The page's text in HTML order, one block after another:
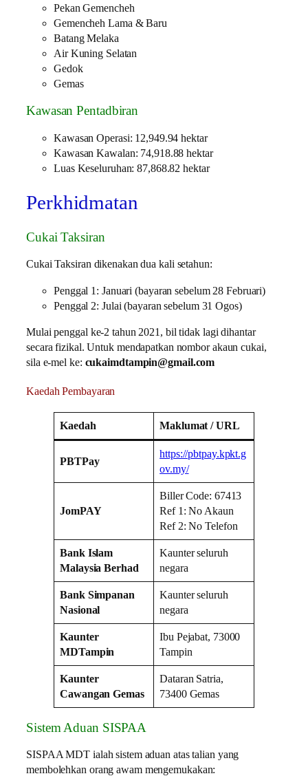
Pekan Gemencheh
Gemencheh Lama & Baru
Batang Melaka
Air Kuning Selatan
Gedok
Gemas
Kawasan Pentadbiran
Kawasan Operasi: 12,949.94 hektar
Kawasan Kawalan: 74,918.88 hektar
Luas Keseluruhan: 87,868.82 hektar
Perkhidmatan
Cukai Taksiran
Cukai Taksiran dikenakan dua kali setahun:
Penggal 1: Januari (bayaran sebelum 28 Februari)
Penggal 2: Julai (bayaran sebelum 31 Ogos)
Mulai penggal ke-2 tahun 2021, bil tidak lagi dihantar
secara fizikal. Untuk mendapatkan nombor akaun cukai,
sila e-mel ke: cukaimdtampin@gmail.com
Kaedah Pembayaran
Kaedah Maklumat / URL
PBTPay
https://pbtpay.kpkt.g
ov.my/
JomPAY
Biller Code: 67413
Ref 1: No Akaun
Ref 2: No Telefon
Bank Islam
Malaysia Berhad
Kaunter seluruh
negara
Bank Simpanan
Nasional
Kaunter seluruh
negara
Kaunter
MDTampin
Ibu Pejabat, 73000
Tampin
Kaunter
Cawangan Gemas
Dataran Satria,
73400 Gemas
Sistem Aduan SISPAA
SISPAA MDT ialah sistem aduan atas talian yang
membolehkan orang awam mengemukakan: